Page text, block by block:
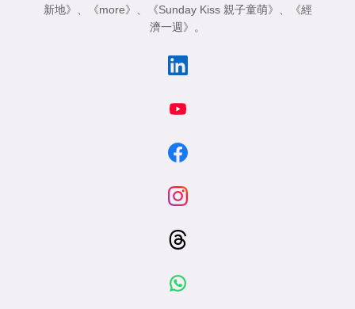
新地》
《more》 《Sunday Kiss 親子童萌》
《經
濟一週》
。